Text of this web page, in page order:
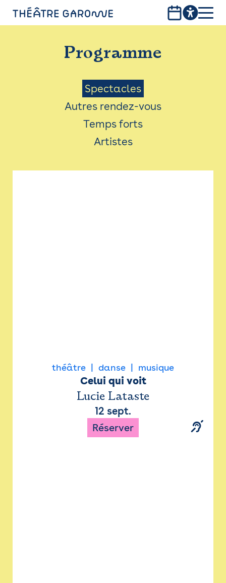
PROGRAMME
INFOS PRATIQUES
AVEC LES PUBLICS
ACCESSIBILITÉ
LES PRODUCTIONS
Programme
Menu
Saison
Spectacles
Autres rendez-vous
Temps forts
Artistes
théâtre danse musique
Celui qui voit
Lucie Lataste
12 sept.
Réserver